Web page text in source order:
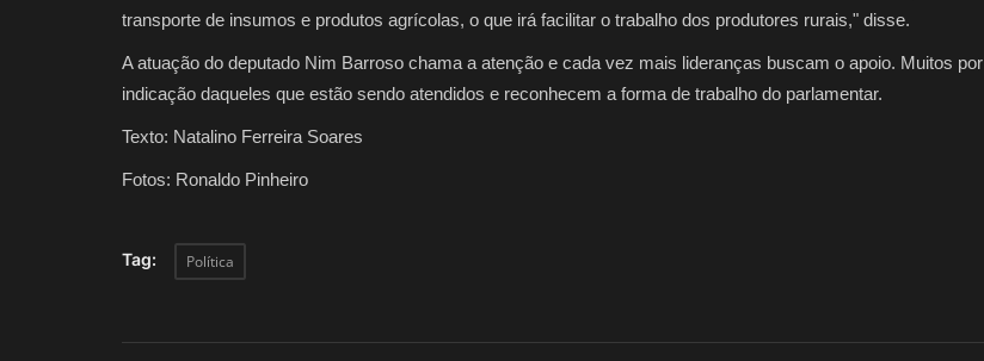
transporte de insumos e produtos agrícolas, o que irá facilitar o trabalho dos produtores rurais," disse.
A atuação do deputado Nim Barroso chama a atenção e cada vez mais lideranças buscam o apoio. Muitos por
indicação daqueles que estão sendo atendidos e reconhecem a forma de trabalho do parlamentar.
Texto: Natalino Ferreira Soares
Fotos: Ronaldo Pinheiro
Tag: Política